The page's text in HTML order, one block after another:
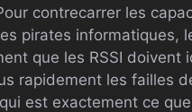
contrecarrer les
pirates informatiques,
que les RSSI doivent
rapidement les failles
est exactement ce